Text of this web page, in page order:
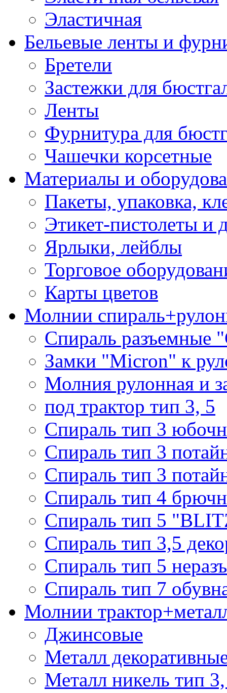
Эластичная
Бельевые ленты и
Бретели
Застежки для
Ленты
Фурнитура для
Чашечки корсетные
Материалы и
Пакеты, упаковка,
Этикет-пистолеты и
Ярлыки, лейблы
Торговое
Карты цветов
Молнии
Спираль разъемные
Замки "Micron" к
Молния рулонная и
под трактор тип 3, 5
Спираль тип 3
Спираль тип 3
Спираль тип 3
Спираль тип 4
Спираль тип 5
Спираль тип 3,5
Спираль тип 5
Спираль тип 7
Молнии
Джинсовые
Металл
Металл никель тип